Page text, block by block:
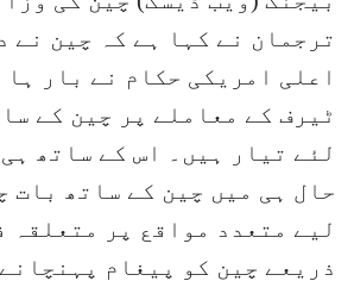
ترجمان نے کہا ہے کہ چین نے
اعلی امریکی حکام نے بار ہا
ٹیرف کے معاملے پر چین کے
لئے تیار ہیں۔ اس کے ساتھ
حال ہی میں چین کے ساتھ بات
لیے متعدد مواقع پر متعلقہ
ذریعے چین کو پیغام